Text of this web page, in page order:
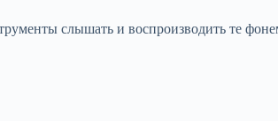
слышать и воспроизводить те